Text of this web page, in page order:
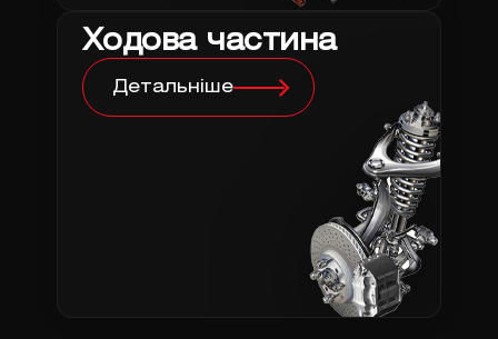
Ходова частина
Детальніше